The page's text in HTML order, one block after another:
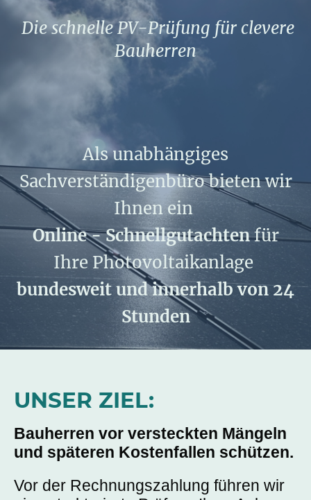
Als unabhängiges
Sachverständigenbüro bieten wir
Ihnen ein
Online - Schnellgutachtenfür
Ihre Photovoltaikanlage
bundesweit und innerhalb von 24
Stunden
Die schnelle PV-Prüfung für clevere
Bauherren
UNSER ZIEL:
Bauherren vor versteckten Mängeln
und späteren Kostenfallen schützen.
Vor der Rechnungszahlung führen wir